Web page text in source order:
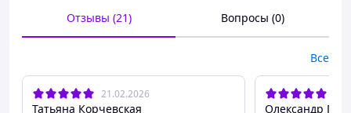
L: Подходит для 10–15 лет / вес от 42,5 до 60
Отзывы (21) Вопросы (0)
Все
21.02.2026
Татьяна Корчевская Олександр П.